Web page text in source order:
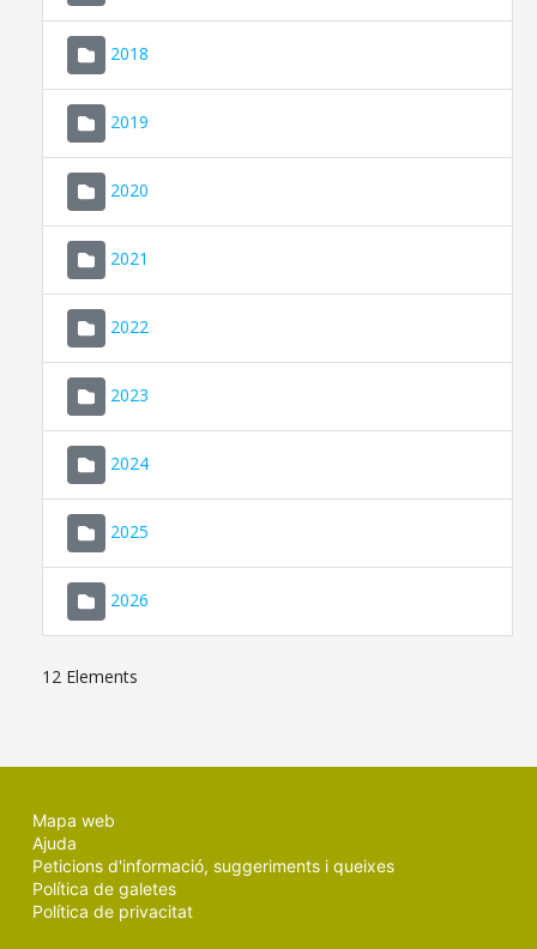
2018
2019
2020
2021
2022
2023
2024
2025
2026
12 Elements
Mapa web
Ajuda
Peticions d'informació, suggeriments i queixes
Política de galetes
Política de privacitat